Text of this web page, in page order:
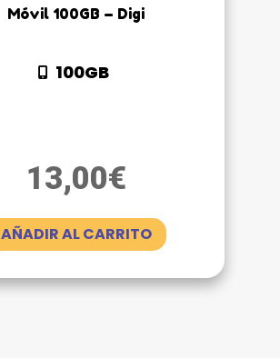
Móvil 100GB – Digi
100GB
13,00€
AÑADIR AL CARRITO